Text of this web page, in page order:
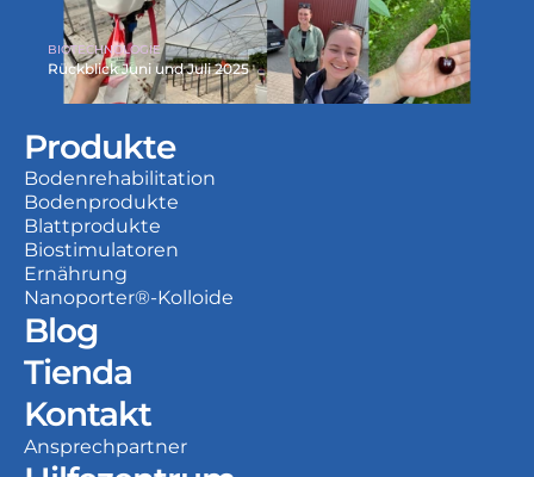
BIOTECHNOLOGIE
Rückblick Juni und Juli 2025
Produkte
Bodenrehabilitation
Bodenprodukte
Blattprodukte
Biostimulatoren
Ernährung
Nanoporter®-Kolloide
Kontakt
Ansprechpartner
Blog
Tienda